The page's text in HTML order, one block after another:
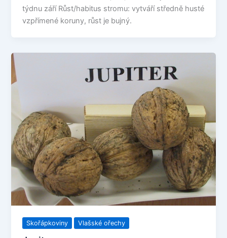
týdnu září Růst/habitus stromu: vytváří středně husté
vzpřímené koruny, růst je bujný.
Skořápkoviny Vlašské ořechy